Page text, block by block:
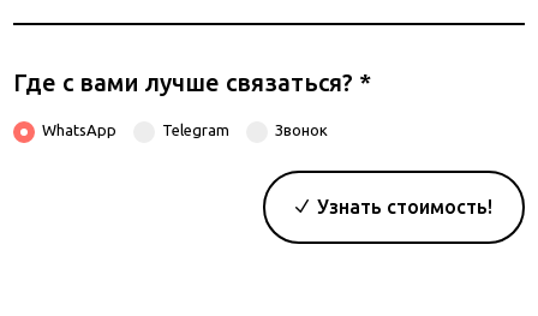
телефона
Где с вами лучше связаться? *
WhatsApp Telegram Звонок
Узнать стоимость!